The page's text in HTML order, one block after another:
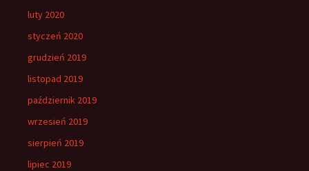
luty 2020
styczeń 2020
grudzień 2019
listopad 2019
październik 2019
wrzesień 2019
sierpień 2019
lipiec 2019